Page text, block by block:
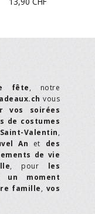
fête, notre
vous
vos soirées
de costumes
Saint-Valentin,
An et des
de vie
, pour les
un moment
famille, vos